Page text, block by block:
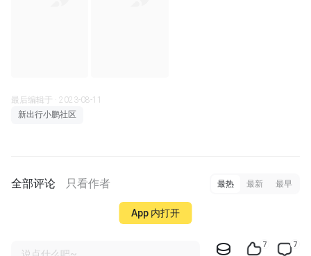
最后编辑于 · 2023-08-11
新出行小鹏社区
全部评论 只看作者 最热 最新 最早
7 7
App 内打开